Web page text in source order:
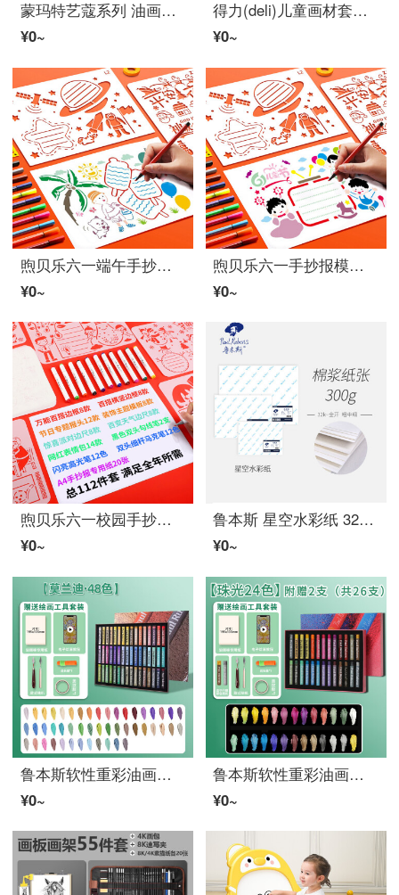
蒙玛特艺蔻系列 油画棒纸100*100mm 加厚230g画纸儿童美术画画纸油画棒专用纸套装 白卡纸硬卡纸ATOD-PP1003O
¥0~
得力(deli)儿童画材套装 铝合金绘画水彩笔手提六一儿童节送礼套装 75410
¥0~
煦贝乐六一端午手抄报模板神器小学生通用8张百搭边框套装懒人镂空作业花边素材儿童手工DIY画画万能工具A4
¥0~
煦贝乐六一手抄报模板小学生通用全年24张节日套装素材边框尺儿童绘画神器万能画画工具A4免想懒人小报
¥0~
煦贝乐六一校园手抄报模板神器小学生通用镂空儿童手工万能绘画工具套装板报小报边框尺A4节日专题升级全套
¥0~
鲁本斯 星空水彩纸 32k中粗300g 初学者 手绘半棉浆画纸 美术专业用纸20张/包0111090
¥0~
鲁本斯软性重彩油画棒套装 美术生专用画笔 艺术家级蜡笔 画纸工具订制油画笔 莫兰迪48色
¥0~
鲁本斯软性重彩油画棒24色套装 美术生专用可水洗油画棒彩色蜡笔儿童艺术家专业级油画笔金属珠光色0119140
¥0~